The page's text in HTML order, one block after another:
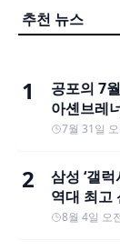
추천 뉴스
1
공포의 7
아셴브레
7월 31일
2
삼성 ‘갤
역대 최고
8월 4일 오